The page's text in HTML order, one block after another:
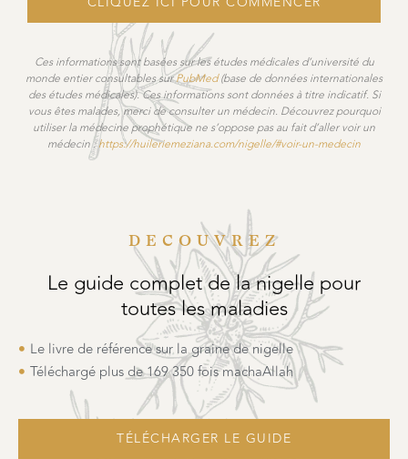
Ces informations sont basées sur les études médicales d’université du
monde entier consultables surPubMed(base de données internationales
des études médicales). Ces informations sont données à titre indicatif. Si
vous êtes malades, merci de consulter un médecin. Découvrez pourquoi
utiliser la médecine prophétique ne s’oppose pas au fait d’aller voir un
médecin :https://huileriemeziana.com/nigelle/#voir-un-medecin
DÉCOUVREZ
Le guide complet de la nigelle pour
toutes les maladies
Le livre de référence sur la graine de nigelle
Téléchargé plus de 169 350 fois machaAllah
TÉLÉCHARGER LE GUIDE